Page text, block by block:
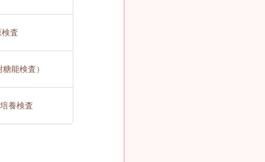
査
能検査）
養検査